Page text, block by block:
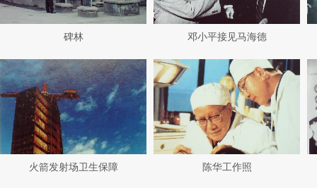
碑林 邓小平接见马海德
火箭发射场卫生保障 陈华工作照